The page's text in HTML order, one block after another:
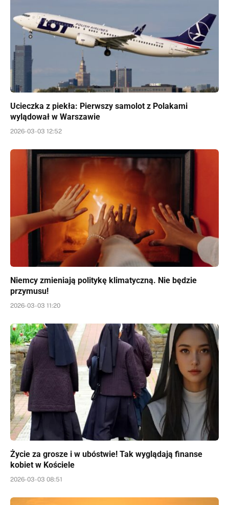
Ucieczka z piekła: Pierwszy samolot z Polakami
wylądował w Warszawie
2026-03-03 12:52
Niemcy zmieniają politykę klimatyczną. Nie będzie
przymusu!
2026-03-03 11:20
Życie za grosze i w ubóstwie! Tak wyglądają finanse
kobiet w Kościele
2026-03-03 08:51